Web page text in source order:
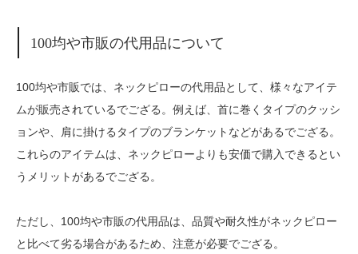
100均や市販の代用品について
100均や市販では、ネックピローの代用品として、様々なアイテ
ムが販売されているでござる。例えば、首に巻くタイプのクッシ
ョンや、肩に掛けるタイプのブランケットなどがあるでござる。
これらのアイテムは、ネックピローよりも安価で購入できるとい
うメリットがあるでござる。
ただし、100均や市販の代用品は、品質や耐久性がネックピロー
と比べて劣る場合があるため、注意が必要でござる。